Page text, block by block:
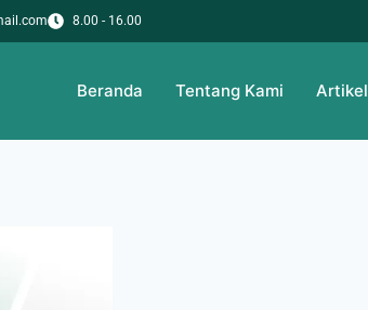
8.00 - 16.00
Beranda Tentang Kami Artikel